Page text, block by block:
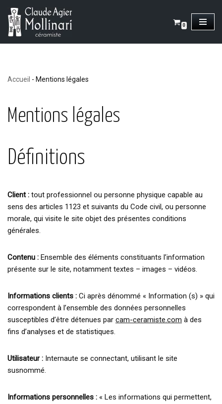
Aller
au
0
Accueil - Mentions légales
Mentions légales
Définitions
Client : tout professionnel ou personne physique capable au
sens des articles 1123 et suivants du Code civil, ou personne
morale, qui visite le site objet des présentes conditions
générales.
Contenu : Ensemble des éléments constituants l’information
présente sur le site, notamment textes – images – vidéos.
Informations clients : Ci après dénommé « Information (s) » qui
correspondent à l’ensemble des données personnelles
susceptibles d’être détenues par cam-ceramiste.com à des
fins d’analyses et de statistiques.
Utilisateur : Internaute se connectant, utilisant le site
susnommé.
Informations personnelles : « Les informations qui permettent,